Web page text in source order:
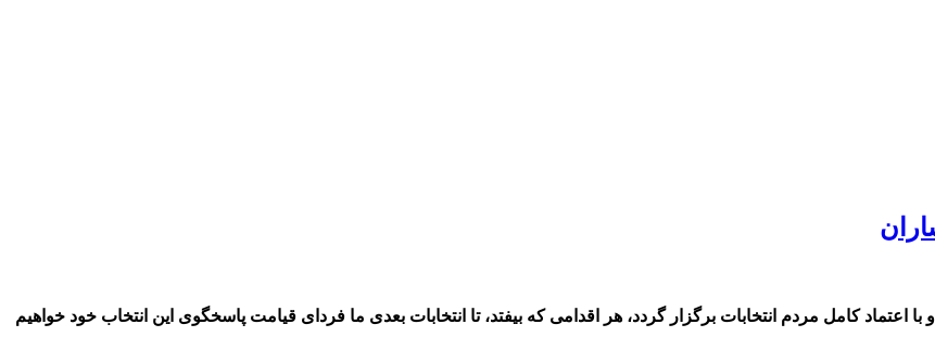
کامل مردم انتخابات برگزار گردد، هر اقدامی که بیفتد، تا انتخابات بعدی ما فردای قیامت پاسخگوی این انتخاب خود خواهیم